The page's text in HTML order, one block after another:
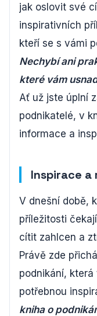
jak oslovit své
inspirativních
kteří se s vámi
Nechybí ani
které vám
Ať už jste úplní
podnikatelé, v
informace a
Inspirace a
V dnešní době,
příležitosti
cítit zahlcen a
Právě zde
podnikání,
potřebnou
kniha o